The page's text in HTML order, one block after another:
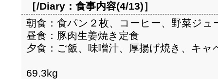
［/Diary： 食事内容(4/13)］
朝食：食パン２枚、コーヒー、野菜ジュ
昼食：豚肉生姜焼き定食
夕食：ご飯、味噌汁、厚揚げ焼き、キャ
69.3kg